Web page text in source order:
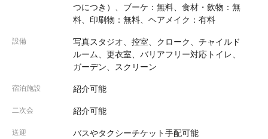
つにつき）、ブーケ：無料、食材・飲物：無
料、印刷物：無料、ヘアメイク：有料
設備
写真スタジオ、控室、クローク、チャイルド
ルーム、更衣室、バリアフリー対応トイレ、
ガーデン、スクリーン
宿泊施設 紹介可能
二次会 紹介可能
送迎 バスやタクシーチケット手配可能